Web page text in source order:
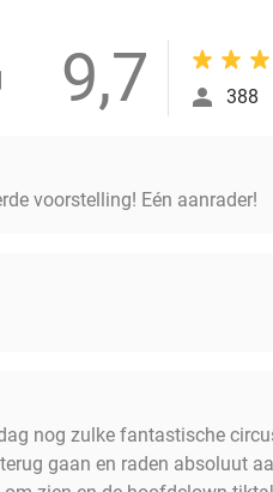
9,7 388
voorstelling! Eén aanrader!
nog zulke fantastische
gaan en raden absoluut